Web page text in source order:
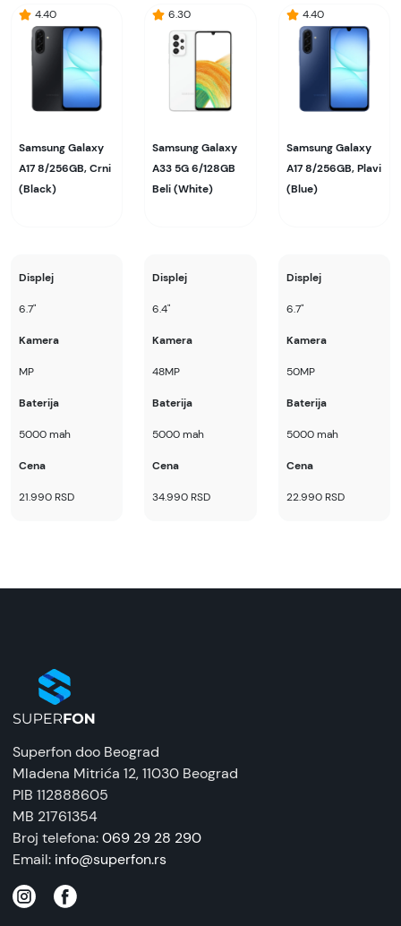
4.40
Samsung Galaxy
A17 8/256GB, Crni
(Black)
6.30
Samsung Galaxy
A33 5G 6/128GB
Beli (White)
4.40
Samsung Galaxy
A17 8/256GB, Plavi
(Blue)
Displej
6.7"
Kamera
MP
Baterija
5000 mah
Cena
21.990 RSD
Displej
6.4"
Kamera
48MP
Baterija
5000 mah
Cena
34.990 RSD
Displej
6.7"
Kamera
50MP
Baterija
5000 mah
Cena
22.990 RSD
Superfon doo Beograd
Mladena Mitrića 12, 11030 Beograd
PIB 112888605
MB 21761354
Broj telefona:069 29 28 290
Email: info@superfon.rs